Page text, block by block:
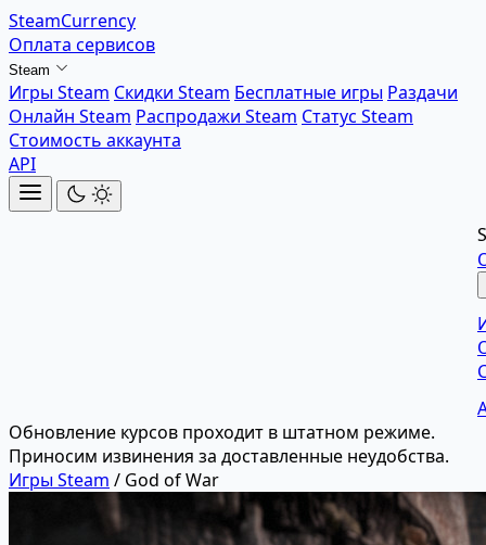
SteamCurrency
Оплата сервисов
Steam
Игры Steam Скидки Steam Бесплатные игры Раздачи
Онлайн Steam Распродажи Steam Статус Steam
Стоимость аккаунта
API
Обновление курсов проходит в штатном режиме.
Приносим извинения за доставленные неудобства.
Игры Steam / God of War